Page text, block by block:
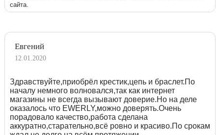
сайта.
Евгений
12.01.2020
Здравствуйте,приобрёл крестик,цепь и браслет.По
началу немного волновался,так как интернет
магазины не всегда вызывают доверие.Но на деле
оказалось что EWERLY,можно доверять.Очень
порадовало качество,работа сделана
аккуратно,старательно,всё ровно и красиво.По срокам